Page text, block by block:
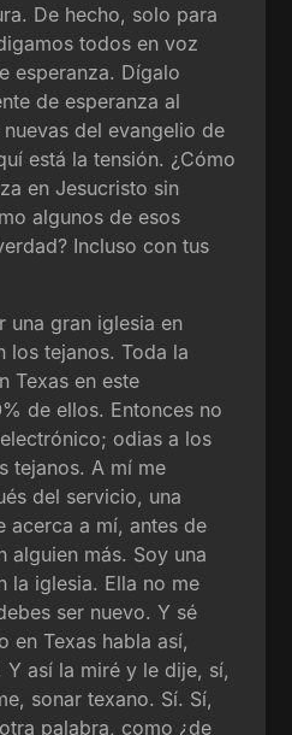
De hecho, solo para
todos en voz
esperanza. Dígalo
de esperanza al
del evangelio de
está la tensión. ¿Cómo
en Jesucristo sin
algunos de esos
Incluso con tus
una gran iglesia en
los tejanos. Toda la
Texas en este
de ellos. Entonces no
odias a los
tejanos. A mí me
del servicio, una
acerca a mí, antes de
alguien más. Soy una
la iglesia. Ella no me
ser nuevo. Y sé
en Texas habla así,
así la miré y le dije, sí,
sonar texano. Sí. Sí,
palabra, como ¿de